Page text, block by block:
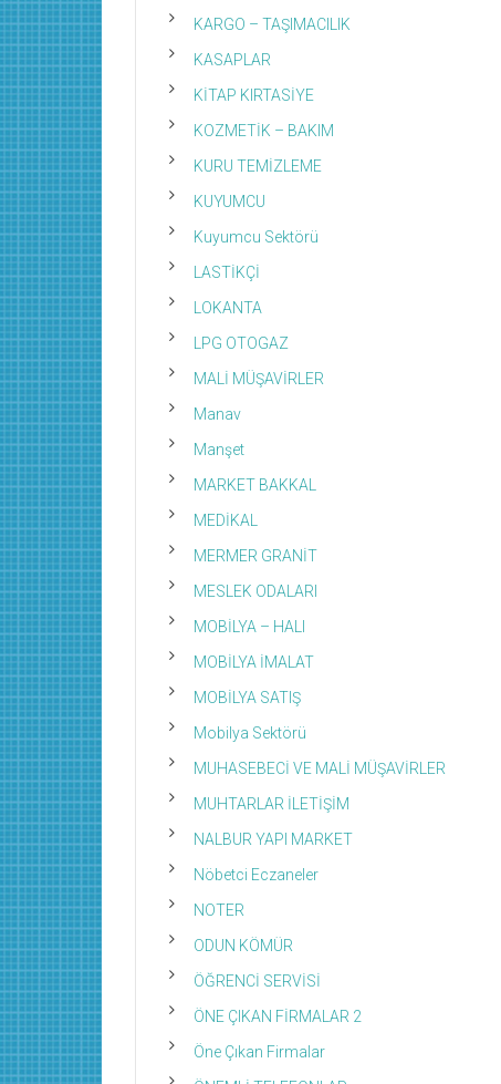
KARGO – TAŞIMACILIK
KASAPLAR
KİTAP KIRTASİYE
KOZMETİK – BAKIM
KURU TEMİZLEME
KUYUMCU
Kuyumcu Sektörü
LASTİKÇİ
LOKANTA
LPG OTOGAZ
MALİ MÜŞAVİRLER
Manav
Manşet
MARKET BAKKAL
MEDİKAL
MERMER GRANİT
MESLEK ODALARI
MOBİLYA – HALI
MOBİLYA İMALAT
MOBİLYA SATIŞ
Mobilya Sektörü
MUHASEBECİ VE MALİ MÜŞAVİRLER
MUHTARLAR İLETİŞİM
NALBUR YAPI MARKET
Nöbetci Eczaneler
NOTER
ODUN KÖMÜR
ÖĞRENCİ SERVİSİ
ÖNE ÇIKAN FİRMALAR 2
Öne Çıkan Firmalar